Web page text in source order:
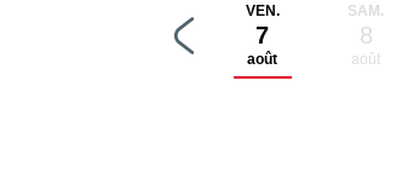
VEN.
7
août
SAM.
8
août